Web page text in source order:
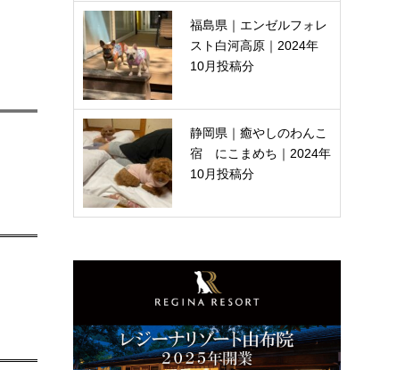
福島県｜エンゼルフォレ
スト白河高原｜2024年
10月投稿分
静岡県｜癒やしのわんこ
宿 にこまめち｜2024年
10月投稿分